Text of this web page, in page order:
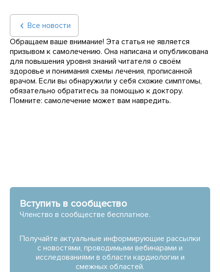
Все новости
Обращаем ваше внимание! Эта статья не является
призывом к самолечению. Она написана и опубликована
для повышения уровня знаний читателя о своём
здоровье и понимания схемы лечения, прописанной
врачом. Если вы обнаружили у себя схожие симптомы,
обязательно обратитесь за помощью к доктору.
Помните: самолечение может вам навредить.
Вступить в сообщество
Членство в сообществе бесплатное.
Получайте актуальные информирующие рассылки
с новостями, проводимыми вебинарами и
исследованиями в области кардиологии и
смежных областей.